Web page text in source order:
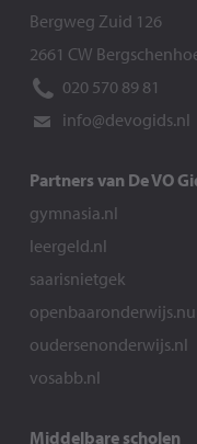
Bergweg Zuid 126
2661 CW
020 570 89 81
info@devogids.nl
Partners van De VO
gymnasia.nl
leergeld.nl
saarisnietgek
openbaaronderwijs.nu
oudersenonderwijs.nl
vosabb.nl
Middelbare scholen